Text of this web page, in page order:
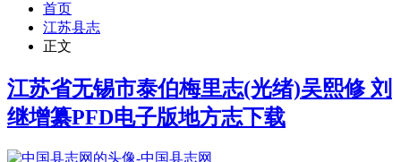
首页
江苏县志
正文
江苏省无锡市泰伯梅里志(光绪)吴熙修 刘
继增纂PFD电子版地方志下载